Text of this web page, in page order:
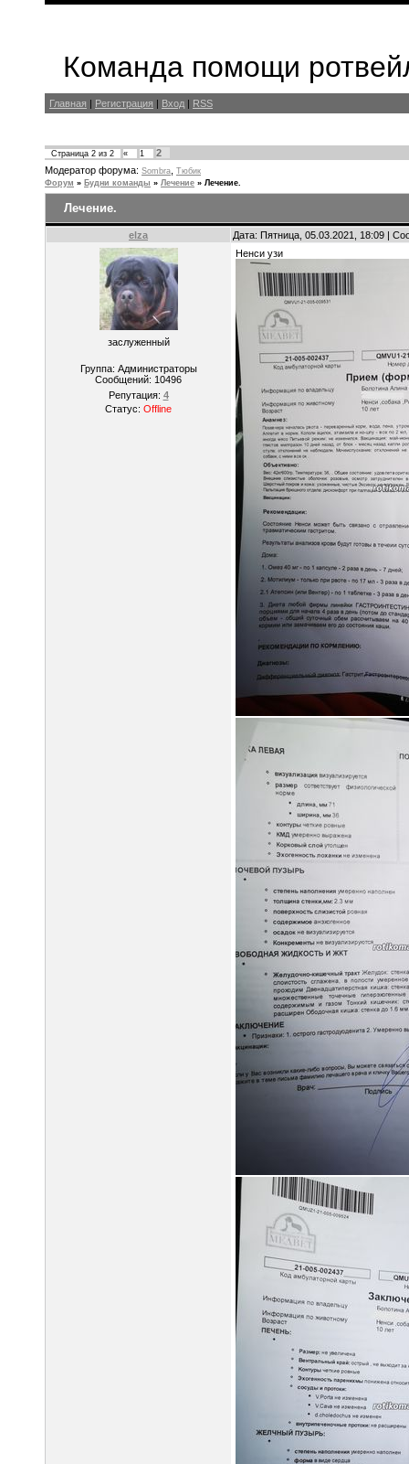
Команда помощи
Главная | Регистрация | Вход | RSS
Страница 2 из 2 « 1
2
Модератор форума: Sombra Тюбик
Форум » Будни команды » Лечение » Лечение.
Лечение.
elza Дата: Пятница, 05.03.2021, 18:09 |
заслуженный
Группа: Администраторы
Сообщений: 10496
Репутация: 4
Статус: Offline
Ненси узи